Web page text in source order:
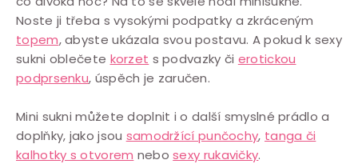
Noste ji třeba s vysokými podpatky a zkráceným
topem, abyste ukázala svou postavu. A pokud k sexy
sukni oblečete korzet s podvazky či erotickou
podprsenku, úspěch je zaručen.
Mini sukni můžete doplnit i o další smyslné prádlo a
doplňky, jako jsou samodržící punčochy, tanga či
kalhotky s otvorem nebosexy rukavičky.